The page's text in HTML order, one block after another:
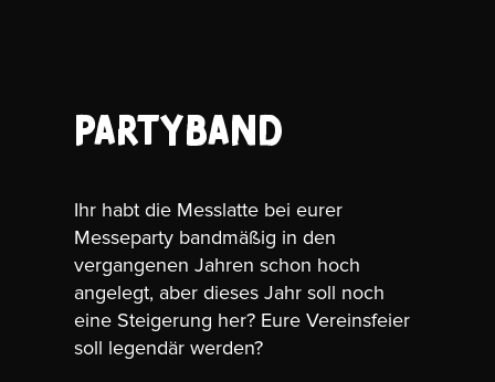
Partyband
Ihr habt die Messlatte bei eurer
Messeparty bandmäßig in den
vergangenen Jahren schon hoch
angelegt, aber dieses Jahr soll noch
eine Steigerung her? Eure Vereinsfeier
soll legendär werden?